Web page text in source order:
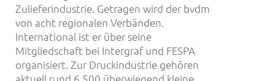
Zulieferindustrie. Getragen wird der bvdm
von acht regionalen Verbänden.
International ist er über seine
Mitgliedschaft bei Intergraf und FESPA
organisiert. Zur Druckindustrie gehören